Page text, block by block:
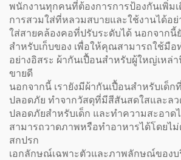
พนักงานทุกคนที่ต้องการการป้องกันเพิ่ม
การสวมใส่ที่หลวมสบายและใช้งานได้อย่
ใส่สายคล้องคอที่ปรับระดับได้ นอกจากนี้ยั
สำหรับเก็บของ เพื่อให้คุณสามารถใช้มือ
อย่างอิสระ ผ้ากันเปื้อนสำหรับผู้ใหญ่เหล่
ขายดี
นอกจากนี้ เรายังมีผ้ากันเปื้อนสำหรับเด็ก
ปลอดภัย ทำจากวัสดุที่มีสีสันสดใสและล
ปลอดภัยสำหรับเด็ก และทำความสะอาด
สามารถวาดภาพหรือทำอาหารได้โดยไม่
สกปรก
เอกลักษณ์เฉพาะตัวและภาพลักษณ์ของ